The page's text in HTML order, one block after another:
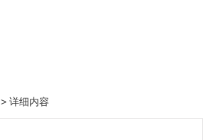
> 详细内容